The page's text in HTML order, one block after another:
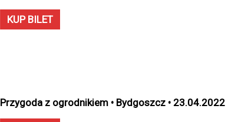
KUP BILET
Przygoda z ogrodnikiem • Bydgoszcz • 23.04.2022